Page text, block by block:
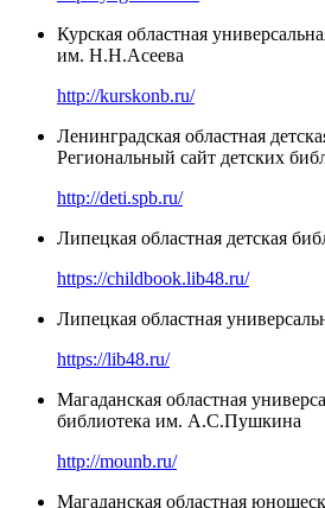
Курская областная
им. Н.Н.Асеева
http://kurskonb.ru/
Ленинградская областная
Региональный сайт детских
http://deti.spb.ru/
Липецкая областная детская
https://childbook.lib48.ru/
Липецкая областная
https://lib48.ru/
Магаданская областная
библиотека им. А.С.Пушкина
http://mounb.ru/
Магаданская областная